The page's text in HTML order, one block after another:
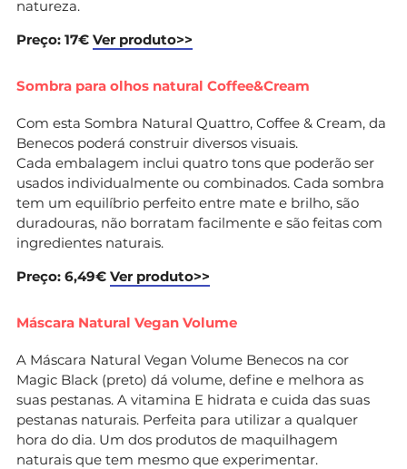
natureza.
Preço: 17€ Ver produto>>
Sombra para olhos natural Coffee&Cream
Com esta Sombra Natural Quattro, Coffee & Cream, da
Benecos poderá construir diversos visuais.
Cada embalagem inclui quatro tons que poderão ser
usados individualmente ou combinados. Cada sombra
tem um equilíbrio perfeito entre mate e brilho, são
duradouras, não borratam facilmente e são feitas com
ingredientes naturais.
Preço: 6,49€ Ver produto>>
Máscara Natural Vegan Volume
A Máscara Natural Vegan Volume Benecos na cor
Magic Black (preto) dá volume, define e melhora as
suas pestanas. A vitamina E hidrata e cuida das suas
pestanas naturais. Perfeita para utilizar a qualquer
hora do dia. Um dos produtos de maquilhagem
naturais que tem mesmo que experimentar.